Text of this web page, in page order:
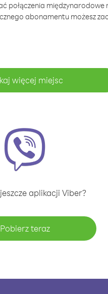
połączenia
abonamentu możesz
więcej miejsc
aplikacji Viber?
Pobierz teraz